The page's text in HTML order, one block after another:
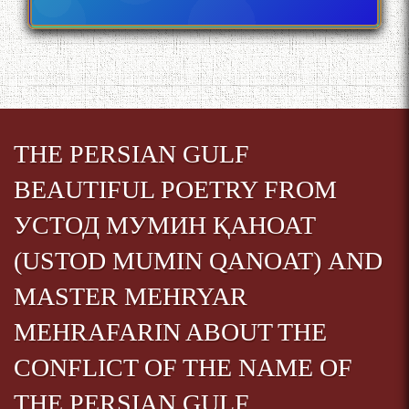
THE PERSIAN GULF
BEAUTIFUL POETRY FROM
УСТОД МУМИН ҚАНОАТ
(USTOD MUMIN QANOAT) AND
MASTER MEHRYAR
MEHRAFARIN ABOUT THE
CONFLICT OF THE NAME OF
ЗАБОНУ АДАБИ ТОҶИК
به عبارت دیگر: گفتگو با مومن
Сухбати навқаламон бо
young talents with Mumyin